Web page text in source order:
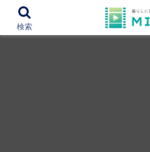
12000作品を紹介！あな
検索